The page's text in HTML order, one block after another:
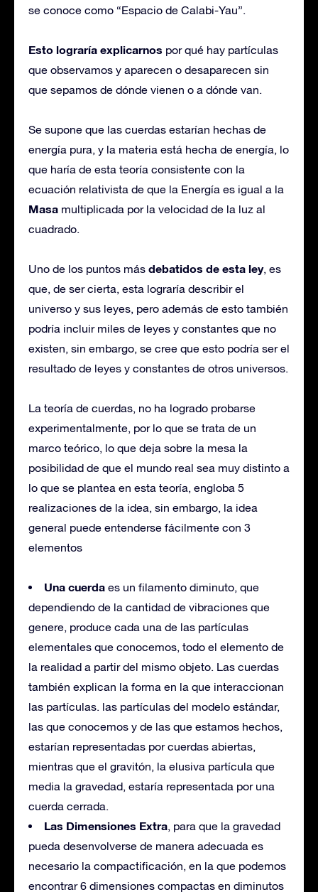
se conoce como “Espacio de Calabi-Yau”.
Esto lograría explicarnos por qué hay partículas
que observamos y aparecen o desaparecen sin
que sepamos de dónde vienen o a dónde van.
Se supone que las cuerdas estarían hechas de
energía pura, y la materia está hecha de energía, lo
que haría de esta teoría consistente con la
ecuación relativista de que la Energía es igual a la
Masa multiplicada por la velocidad de la luz al
cuadrado.
Uno de los puntos más debatidos de esta ley, es
que, de ser cierta, esta lograría describir el
universo y sus leyes, pero además de esto también
podría incluir miles de leyes y constantes que no
existen, sin embargo, se cree que esto podría ser el
resultado de leyes y constantes de otros universos.
La teoría de cuerdas, no ha logrado probarse
experimentalmente, por lo que se trata de un
marco teórico, lo que deja sobre la mesa la
posibilidad de que el mundo real sea muy distinto a
lo que se plantea en esta teoría, engloba 5
realizaciones de la idea, sin embargo, la idea
general puede entenderse fácilmente con 3
elementos
Una cuerda es un filamento diminuto, que
dependiendo de la cantidad de vibraciones que
genere, produce cada una de las partículas
elementales que conocemos, todo el elemento de
la realidad a partir del mismo objeto. Las cuerdas
también explican la forma en la que interaccionan
las partículas. las partículas del modelo estándar,
las que conocemos y de las que estamos hechos,
estarían representadas por cuerdas abiertas,
mientras que el gravitón, la elusiva partícula que
media la gravedad, estaría representada por una
cuerda cerrada.
Las Dimensiones Extra, para que la gravedad
pueda desenvolverse de manera adecuada es
necesario la compactificación, en la que podemos
encontrar 6 dimensiones compactas en diminutos